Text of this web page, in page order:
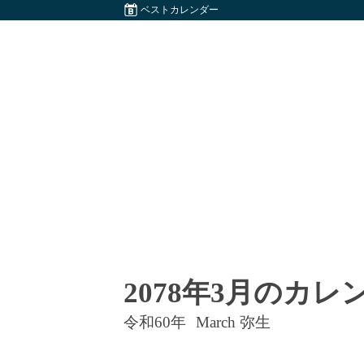
ベストカレンダー
2078年3月のカレ
令和60年 March 弥生